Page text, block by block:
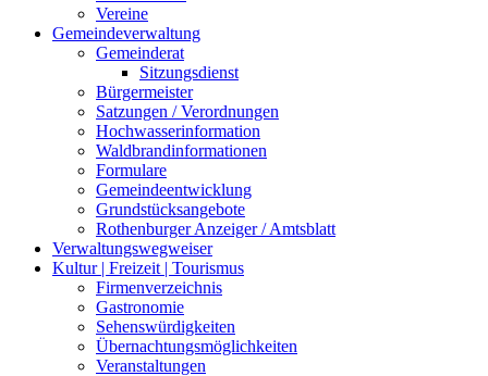
Vereine
Gemeindeverwaltung
Gemeinderat
Sitzungsdienst
Bürgermeister
Satzungen / Verordnungen
Hochwasserinformation
Waldbrandinformationen
Formulare
Gemeindeentwicklung
Grundstücksangebote
Rothenburger Anzeiger / Amtsblatt
Verwaltungswegweiser
Kultur | Freizeit | Tourismus
Firmenverzeichnis
Gastronomie
Sehenswürdigkeiten
Übernachtungsmöglichkeiten
Veranstaltungen